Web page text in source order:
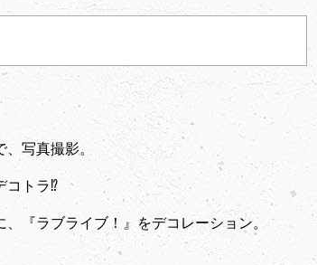
写真撮影。
コトラ⁉
『ラブライブ！』をデコレーション。